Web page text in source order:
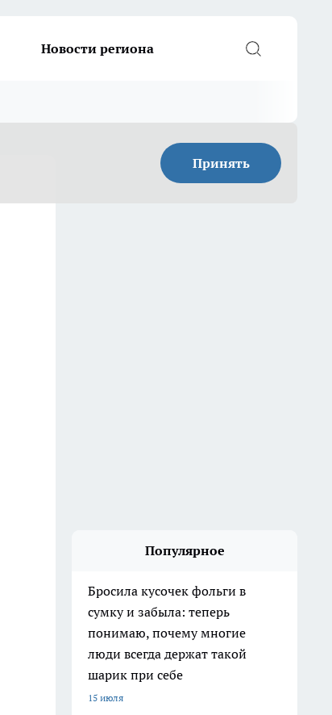
Новости региона
Принять
Популярное
Бросила кусочек фольги в
сумку и забыла: теперь
понимаю, почему многие
люди всегда держат такой
шарик при себе
15 июля